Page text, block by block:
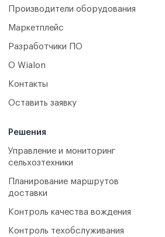
Производители оборудования
Маркетплейс
Разработчики ПО
О Wialon
Контакты
Оставить заявку
Решения
Управление и мониторинг
сельхозтехники
Планирование маршрутов
доставки
Контроль качества вождения
Контроль техобслуживания